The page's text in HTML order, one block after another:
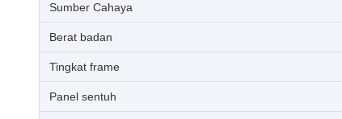
Sumber Cahaya
Berat badan
Tingkat frame
Panel sentuh